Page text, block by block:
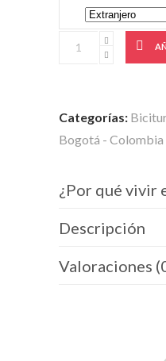
Categorías:
Bogotá - Colombia
¿Por qué vivir
Descripción
Valoraciones